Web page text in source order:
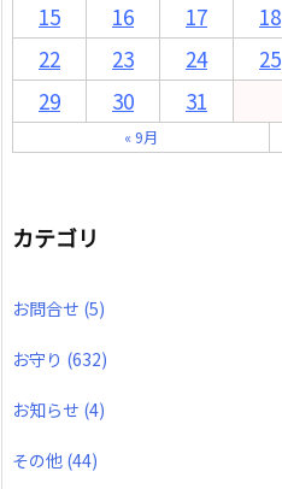
15
16 17 18
22
23 24 25
29
30 31
« 9月
カテゴリ
お問合せ (5)
お守り (632)
お知らせ (4)
その他 (44)